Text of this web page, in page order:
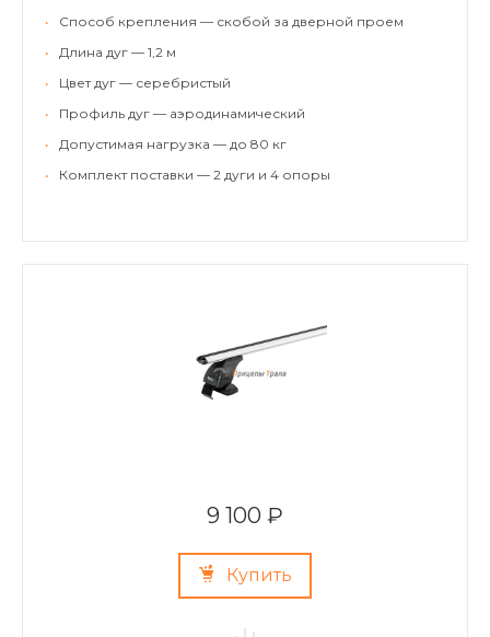
•
Способ крепления — скобой за дверной проем
•
Длина дуг — 1,2 м
•
Цвет дуг — серебристый
•
Профиль дуг — аэродинамический
•
Допустимая нагрузка — до 80 кг
•
Комплект поставки — 2 дуги и 4 опоры
9 100 ₽
Купить